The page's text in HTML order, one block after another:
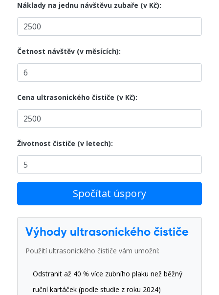
Náklady na jednu návštěvu zubaře (v Kč):
Četnost návštěv (v měsících):
Cena ultrasonického čističe (v Kč):
Životnost čističe (v letech):
Spočítat úspory
Výhody ultrasonického čističe
Použití ultrasonického čističe vám umožní:
Odstranit až 40 % více zubního plaku než běžný
ruční kartáček (podle studie z roku 2024)